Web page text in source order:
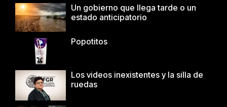
Un gobierno que llega tarde o un
estado anticipatorio
Popotitos
Los videos inexistentes y la silla de
ruedas